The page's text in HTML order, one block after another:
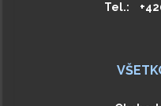
Tel.: